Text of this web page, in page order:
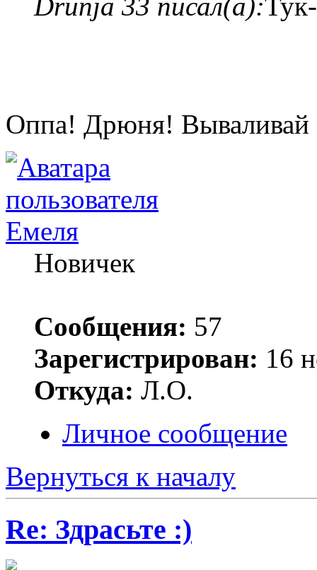
Drunja 33 писал(а):
Оппа! Дрюня! Вываливай
Емеля
Новичек
Сообщения: 57
Зарегистрирован: 16
Откуда: Л.О.
Личное сообщение
Вернуться к началу
Re: Здрасьте :)